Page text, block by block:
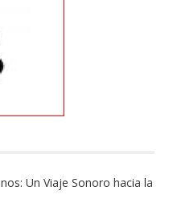
Un Viaje Sonoro hacia la